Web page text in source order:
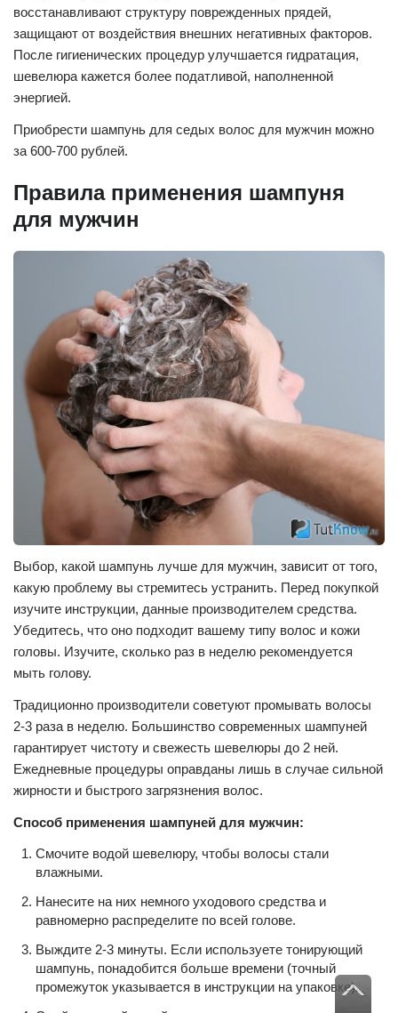
восстанавливают структуру поврежденных прядей,
защищают от воздействия внешних негативных факторов.
После гигиенических процедур улучшается гидратация,
шевелюра кажется более податливой, наполненной
энергией.
Приобрести шампунь для седых волос для мужчин можно
за 600-700 рублей.
Правила применения шампуня
для мужчин
Выбор, какой шампунь лучше для мужчин, зависит от того,
какую проблему вы стремитесь устранить. Перед покупкой
изучите инструкции, данные производителем средства.
Убедитесь, что оно подходит вашему типу волос и кожи
головы. Изучите, сколько раз в неделю рекомендуется
мыть голову.
Традиционно производители советуют промывать волосы
2-3 раза в неделю. Большинство современных шампуней
гарантирует чистоту и свежесть шевелюры до 2 ней.
Ежедневные процедуры оправданы лишь в случае сильной
жирности и быстрого загрязнения волос.
Способ применения шампуней для мужчин:
Смочите водой шевелюру, чтобы волосы стали
влажными.
Нанесите на них немного уходового средства и
равномерно распределите по всей голове.
Выждите 2-3 минуты. Если используете тонирующий
шампунь, понадобится больше времени (точный
промежуток указывается в инструкции на упаковке).